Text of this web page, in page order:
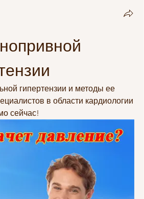
гипертензии и методы ее
в области кардиологии
сейчас!